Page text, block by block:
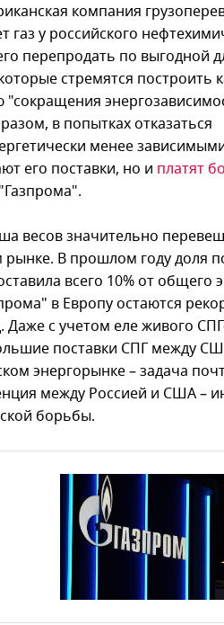
компания
у российского
перепродать по выгодной
стремятся построить
в попытках отказаться
менее
его поставки, но и платят
весов значительно
В прошлом году доля
всего 10% от общего
в Европу остаются
Даже с учетом еле живого
поставки СПГ между
энергорынке – задача
между Россией и США –
борьбы.